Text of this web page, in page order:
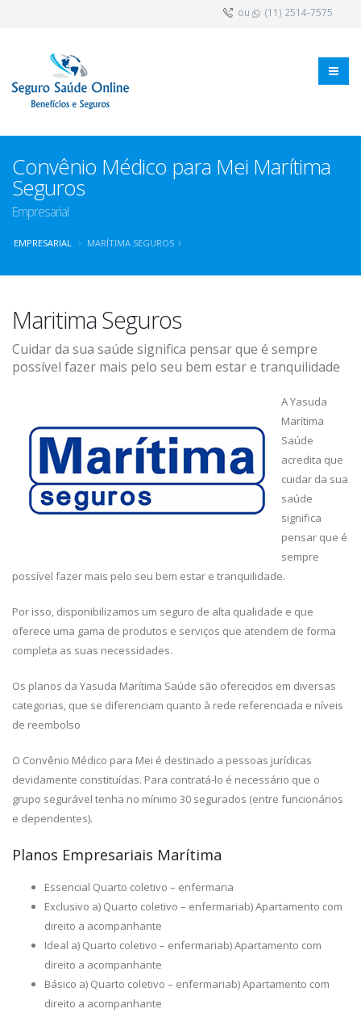
ou (11) 2514-7575
Convênio Médico para Mei Marítima
Seguros
Empresarial
EMPRESARIAL MARÍTIMA SEGUROS
Maritima Seguros
Cuidar da sua saúde significa pensar que é sempre
possível fazer mais pelo seu bem estar e tranquilidade
A Yasuda
Marítima
Saúde
acredita que
cuidar da sua
saúde
significa
pensar que é
sempre
possível fazer mais pelo seu bem estar e tranquilidade.
Por isso, disponibilizamos um seguro de alta qualidade e que
oferece uma gama de produtos e serviços que atendem de forma
completa as suas necessidades.
Os planos da Yasuda Marítima Saúde são oferecidos em diversas
categorias, que se diferenciam quanto à rede referenciada e níveis
de reembolso
O Convênio Médico para Mei é destinado a pessoas jurídicas
devidamente constituídas. Para contratá-lo é necessário que o
grupo segurável tenha no mínimo 30 segurados (entre funcionários
e dependentes).
Planos Empresariais Marítima
Essencial Quarto coletivo – enfermaria
Exclusivo a) Quarto coletivo – enfermariab) Apartamento com
direito a acompanhante
Ideal a) Quarto coletivo – enfermariab) Apartamento com
direito a acompanhante
Básico a) Quarto coletivo – enfermariab) Apartamento com
direito a acompanhante